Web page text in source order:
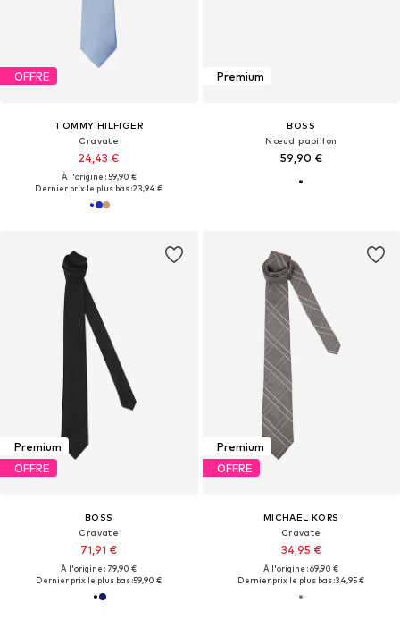
OFFRE
TOMMY HILFIGER
Cravate
24,43 €
À l'origine : 59,90 €
Dernier prix le plus bas :23,94 €
Premium
BOSS
Nœud papillon
59,90 €
Premium
OFFRE
BOSS
Cravate
71,91 €
À l'origine : 79,90 €
Dernier prix le plus bas :59,90 €
Premium
OFFRE
MICHAEL KORS
Cravate
34,95 €
À l'origine : 69,90 €
Dernier prix le plus bas :34,95 €